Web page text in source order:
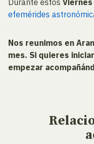
Durante estos
efemérides
Nos reunimos en
mes. Si quieres
empezar